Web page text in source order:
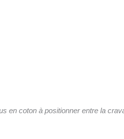
en coton à positionner entre la